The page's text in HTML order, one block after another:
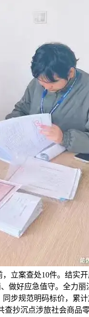
立案查处10件。结实
做好应急值守。全力丽
步规范明码标价，累
查抄沉点涉旅社会商品